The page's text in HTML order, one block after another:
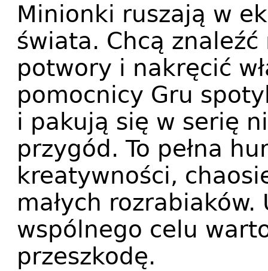
Minionki ruszają w
świata. Chcą
potwory i nakręcić
pomocnicy Gru
i pakują się w serię
przygód. To pełna
kreatywności,
małych
wspólnego celu
przeszkodę.